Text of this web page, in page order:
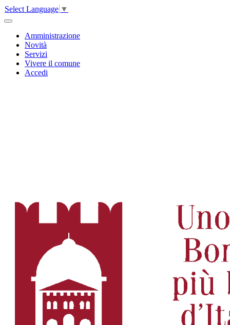
Select Language ▼
Amministrazione
Novità
Servizi
Vivere il comune
Accedi